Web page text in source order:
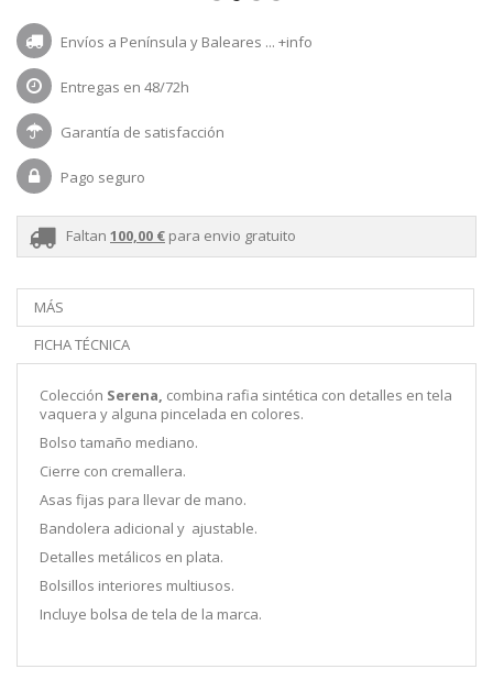
Envíos a Península y Baleares ... +info
Entregas en 48/72h
Garantía de satisfacción
Pago seguro
Faltan 100,00 € para envio gratuito
MÁS
FICHA TÉCNICA
Colección Serena, combina rafia sintética con detalles en tela
vaquera y alguna pincelada en colores.
Bolso tamaño mediano.
Cierre con cremallera.
Asas fijas para llevar de mano.
Bandolera adicional y ajustable.
Detalles metálicos en plata.
Bolsillos interiores multiusos.
Incluye bolsa de tela de la marca.